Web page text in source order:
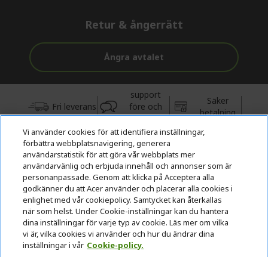
Retur & ångerrätt
Ångra avtalet
Fri leverans
support
före och
efter köp
Säker
betalning
© 2026 Acer Inc.
CPYou BV är auktoriserad återförsäljare och försäljare av de
produkter och tjänster som erbjuds i denna butik.
Vi använder cookies för att identifiera inställningar,
förbättra webbplatsnavigering, generera
användarstatistik för att göra vår webbplats mer
användarvänlig och erbjuda innehåll och annonser som är
personanpassade. Genom att klicka på Acceptera alla
godkänner du att Acer använder och placerar alla cookies i
enlighet med vår cookiepolicy. Samtycket kan återkallas
när som helst. Under Cookie-inställningar kan du hantera
dina inställningar för varje typ av cookie. Läs mer om vilka
vi är, vilka cookies vi använder och hur du ändrar dina
inställningar i vår Cookie-policy.